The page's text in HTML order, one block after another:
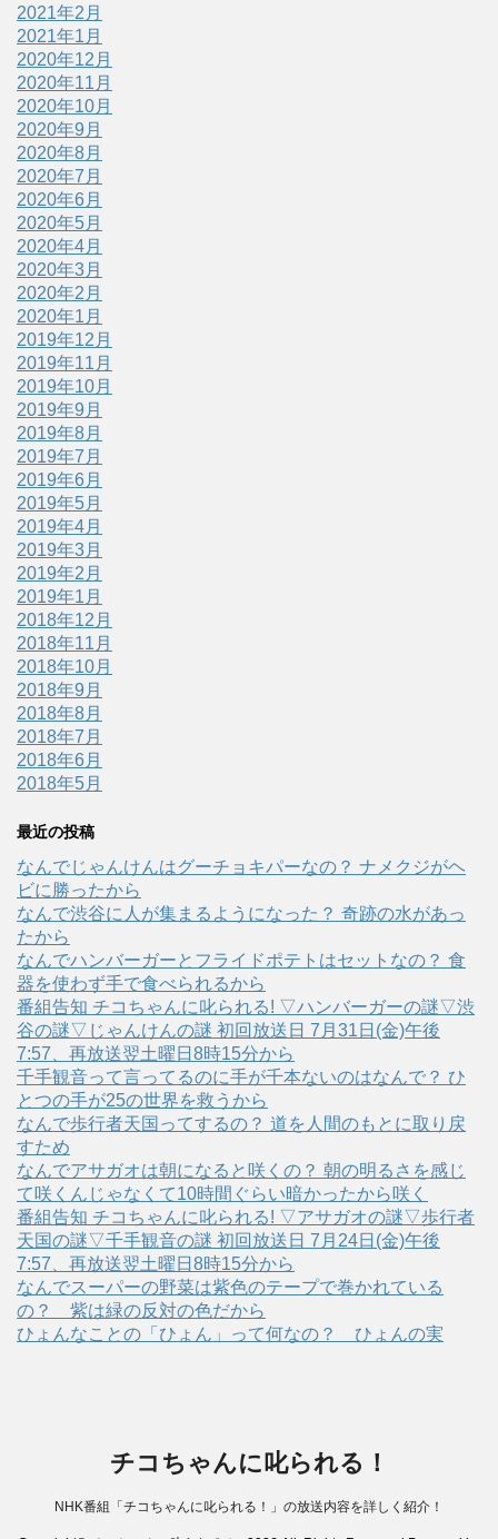
2021年2月
2021年1月
2020年12月
2020年11月
2020年10月
2020年9月
2020年8月
2020年7月
2020年6月
2020年5月
2020年4月
2020年3月
2020年2月
2020年1月
2019年12月
2019年11月
2019年10月
2019年9月
2019年8月
2019年7月
2019年6月
2019年5月
2019年4月
2019年3月
2019年2月
2019年1月
2018年12月
2018年11月
2018年10月
2018年9月
2018年8月
2018年7月
2018年6月
2018年5月
最近の投稿
なんでじゃんけんはグーチョキパーなの？ ナメクジがヘ
ビに勝ったから
なんで渋谷に人が集まるようになった？ 奇跡の水があっ
たから
なんでハンバーガーとフライドポテトはセットなの？ 食
器を使わず手で食べられるから
番組告知 チコちゃんに叱られる! ▽ハンバーガーの謎▽渋
谷の謎▽じゃんけんの謎 初回放送日 7月31日(金)午後
7:57、再放送翌土曜日8時15分から
千手観音って言ってるのに手が千本ないのはなんで？ ひ
とつの手が25の世界を救うから
なんで歩行者天国ってするの？ 道を人間のもとに取り戻
すため
なんでアサガオは朝になると咲くの？ 朝の明るさを感じ
て咲くんじゃなくて10時間ぐらい暗かったから咲く
番組告知 チコちゃんに叱られる! ▽アサガオの謎▽歩行者
天国の謎▽千手観音の謎 初回放送日 7月24日(金)午後
7:57、再放送翌土曜日8時15分から
なんでスーパーの野菜は紫色のテープで巻かれている
の？ 紫は緑の反対の色だから
ひょんなことの「ひょん」って何なの？ ひょんの実
チコちゃんに叱られる！
NHK番組「チコちゃんに叱られる！」の放送内容を詳しく紹介！